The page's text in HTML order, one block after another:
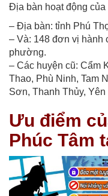
Địa bàn hoạt động của
– Địa bàn: tỉnh Phú
– Và: 148 đơn vị hành
phường.
– Các huyện cũ: Cẩm
Thao, Phù Ninh, Tam
Sơn, Thanh Thủy, Yên
Ưu điểm
Phúc Tâm